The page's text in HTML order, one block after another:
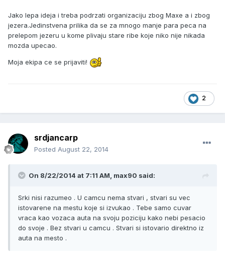
Jako lepa ideja i treba podrzati organizaciju zbog Maxe a i zbog
jezera.Jedinstvena prilika da se za mnogo manje para peca na
prelepom jezeru u kome plivaju stare ribe koje niko nije nikada
mozda upecao.
Moja ekipa ce se prijaviti!
2
srdjancarp
Posted August 22, 2014
On 8/22/2014 at 7:11 AM, max90 said:
Srki nisi razumeo . U camcu nema stvari , stvari su vec
istovarene na mestu koje si izvukao . Tebe samo cuvar
vraca kao vozaca auta na svoju poziciju kako nebi pesacio
do svoje . Bez stvari u camcu . Stvari si istovario direktno iz
auta na mesto .